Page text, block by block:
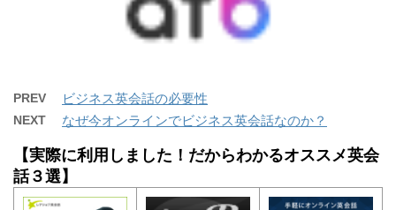
PREV ビジネス英会話の必要性
NEXT なぜ今オンラインでビジネス英会話なのか？
【実際に利用しました！だからわかるオススメ英会
話３選】